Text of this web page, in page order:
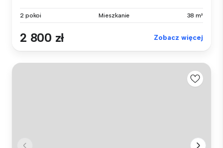
2 pokoi Mieszkanie 38 m²
2 800 zł Zobacz więcej